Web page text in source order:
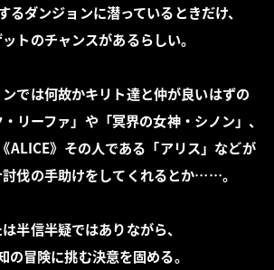
るダンジョンに潜っているときだけ、
トのチャンスがあるらしい。
では何故かキリト達と仲が良いはずの
リーファ」や「冥界の女神・シノン」、
ALICE》その人である「アリス」などが
伐の手助けをしてくれるとか……。
半信半疑ではありながら、
の冒険に挑む決意を固める。